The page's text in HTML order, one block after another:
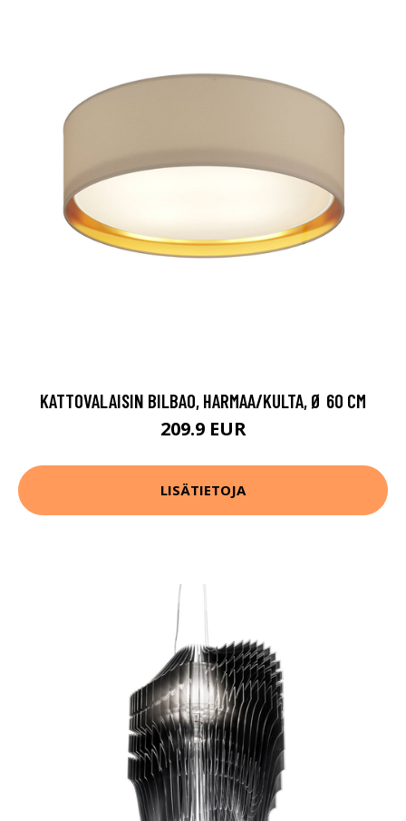
KATTOVALAISIN BILBAO, HARMAA/KULTA, Ø 60 CM
209.9 EUR
LISÄTIETOJA